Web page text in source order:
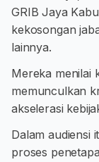
GRIB Jaya
kekosongan
lainnya.
Mereka menilai
memunculkan
akselerasi
Dalam audiensi
proses